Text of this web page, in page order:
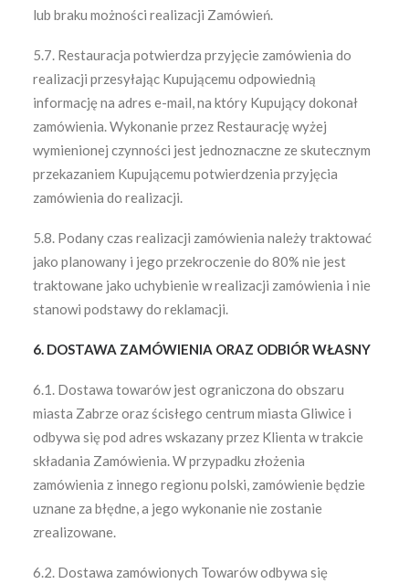
lub braku możności realizacji Zamówień.
5.7. Restauracja potwierdza przyjęcie zamówienia do
realizacji przesyłając Kupującemu odpowiednią
informację na adres e-mail, na który Kupujący dokonał
zamówienia. Wykonanie przez Restaurację wyżej
wymienionej czynności jest jednoznaczne ze skutecznym
przekazaniem Kupującemu potwierdzenia przyjęcia
zamówienia do realizacji.
5.8. Podany czas realizacji zamówienia należy traktować
jako planowany i jego przekroczenie do 80% nie jest
traktowane jako uchybienie w realizacji zamówienia i nie
stanowi podstawy do reklamacji.
6. DOSTAWA ZAMÓWIENIA ORAZ ODBIÓR WŁASNY
6.1. Dostawa towarów jest ograniczona do obszaru
miasta Zabrze oraz ścisłego centrum miasta Gliwice i
odbywa się pod adres wskazany przez Klienta w trakcie
składania Zamówienia. W przypadku złożenia
zamówienia z innego regionu polski, zamówienie będzie
uznane za błędne, a jego wykonanie nie zostanie
zrealizowane.
6.2. Dostawa zamówionych Towarów odbywa się